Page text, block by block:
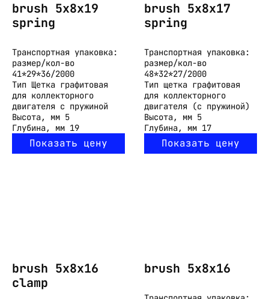
brush 5x8x19
spring
Транспортная упаковка:
размер/кол-во
41*29*36/2000
Тип Щетка графитовая
для коллекторного
двигателя с пружиной
Высота, мм 5
Глубина, мм 19
Показать цену
brush 5x8x17
spring
Транспортная упаковка:
размер/кол-во
48*32*27/2000
Тип щетка графитовая
для коллекторного
двигателя (с пружиной)
Высота, мм 5
Глубина, мм 17
Показать цену
brush 5x8x16
clamp
brush 5x8x16